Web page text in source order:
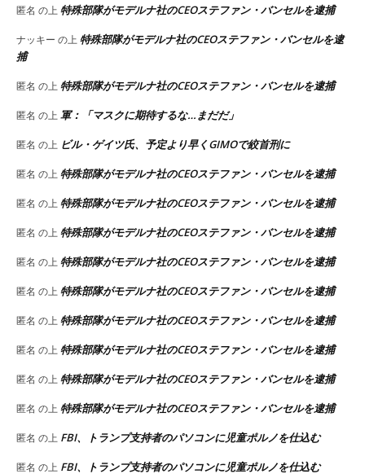
匿名 の上 特殊部隊がモデルナ社のCEOステファン・バンセルを逮捕
ナッキー の上 特殊部隊がモデルナ社のCEOステファン・バンセルを逮
捕
匿名 の上 特殊部隊がモデルナ社のCEOステファン・バンセルを逮捕
匿名 の上 軍：「マスクに期待するな…まだだ」
匿名 の上 ビル・ゲイツ氏、予定より早くGIMOで絞首刑に
匿名 の上 特殊部隊がモデルナ社のCEOステファン・バンセルを逮捕
匿名 の上 特殊部隊がモデルナ社のCEOステファン・バンセルを逮捕
匿名 の上 特殊部隊がモデルナ社のCEOステファン・バンセルを逮捕
匿名 の上 特殊部隊がモデルナ社のCEOステファン・バンセルを逮捕
匿名 の上 特殊部隊がモデルナ社のCEOステファン・バンセルを逮捕
匿名 の上 特殊部隊がモデルナ社のCEOステファン・バンセルを逮捕
匿名 の上 特殊部隊がモデルナ社のCEOステファン・バンセルを逮捕
匿名 の上 特殊部隊がモデルナ社のCEOステファン・バンセルを逮捕
匿名 の上 特殊部隊がモデルナ社のCEOステファン・バンセルを逮捕
匿名 の上 FBI、トランプ支持者のパソコンに児童ポルノを仕込む
匿名 の上 FBI、トランプ支持者のパソコンに児童ポルノを仕込む